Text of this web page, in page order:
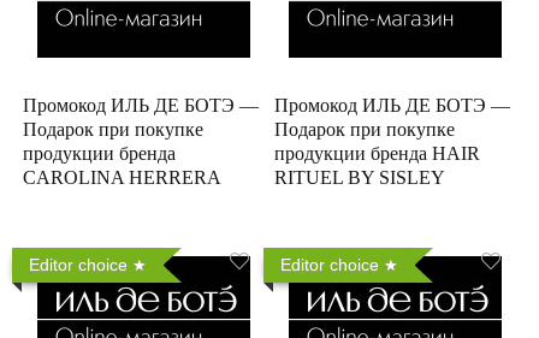
Промокод ИЛЬ ДЕ БОТЭ —
Подарок при покупке
продукции бренда
CAROLINA HERRERA
Промокод ИЛЬ ДЕ БОТЭ —
Подарок при покупке
продукции бренда HAIR
RITUEL BY SISLEY
Editor choice Editor choice